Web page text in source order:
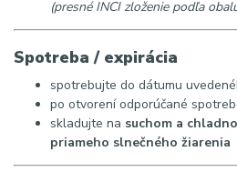
(presné INCI zloženie podľa
Spotreba / expirácia
spotrebujte do dátumu
po otvorení odporúčané
skladujte na suchom a
priameho slnečného žiarenia